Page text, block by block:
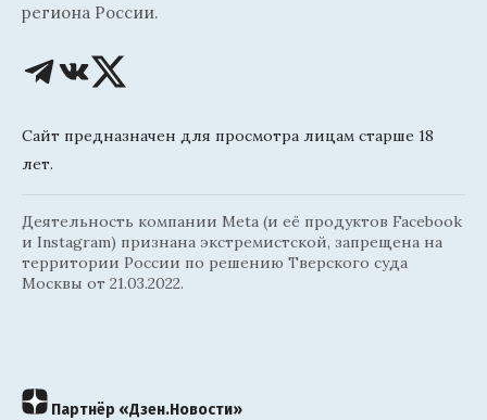
региона России.
Сайт предназначен для просмотра лицам старше 18
лет.
Деятельность компании Meta (и её продуктов Facebook
и Instagram) признана экстремистской, запрещена на
территории России по решению Тверского суда
Москвы от 21.03.2022.
Партнёр «Дзен.Новости»